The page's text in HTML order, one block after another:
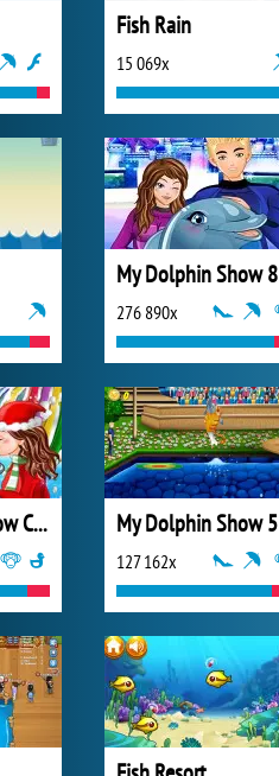
Fish Rain
15 069x
My Dolphin Show 8
276 890x
My Dolphin Show Christmas My Dolphin Show 5
127 162x